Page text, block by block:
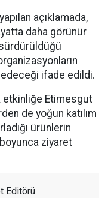
açıklamada,
daha görünür
ifade edildi.
etkinliğe Etimesgut
de yoğun katılım
ürünlerin
ziyaret
Editörü